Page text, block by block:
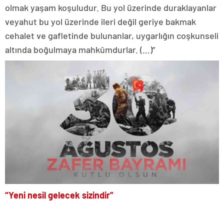
olmak yaşam koşuludur. Bu yol üzerinde duraklayanlar
veyahut bu yol üzerinde ileri değil geriye bakmak
cehalet ve gafletinde bulunanlar, uygarlığın coşkunseli
altında boğulmaya mahkûmdurlar. (…)”
“Yeni nesil gelecek sizindir”